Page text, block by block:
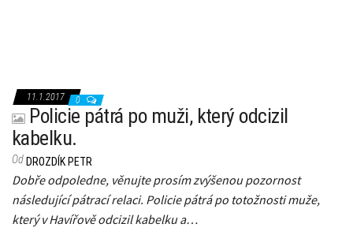
11.1.2017 0
Policie pátrá po muži, který odcizil
kabelku.
Od DROZDÍK PETR
Dobře odpoledne, věnujte prosím zvýšenou pozornost
následující pátrací relaci. Policie pátrá po totožnosti muže,
který v Havířově odcizil kabelku a…